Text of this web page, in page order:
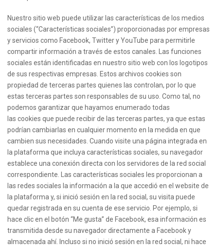
Nuestro sitio web puede utilizar las características de los medios
sociales (“Características sociales”) proporcionadas por empresas
y servicios como Facebook, Twitter y YouTube para permitirle
compartir información a través de estos canales. Las funciones
sociales están identificadas en nuestro sitio web con los logotipos
de sus respectivas empresas. Estos archivos cookies son
propiedad de terceras partes quienes las controlan, por lo que
estas terceras partes son responsables de su uso. Como tal, no
podemos garantizar que hayamos enumerado todas
las cookies que puede recibir de las terceras partes, ya que estas
podrían cambiarlas en cualquier momento en la medida en que
cambien sus necesidades. Cuando visite una página integrada en
la plataforma que incluya características sociales, su navegador
establece una conexión directa con los servidores de la red social
correspondiente. Las características sociales les proporcionan a
las redes sociales la información a la que accedió en el website de
la plataforma y, si inició sesión en la red social, su visita puede
quedar registrada en su cuenta de ese servicio. Por ejemplo, si
hace clic en el botón “Me gusta” de Facebook, esa información es
transmitida desde su navegador directamente a Facebook y
almacenada ahí. Incluso si no inició sesión en la red social, ni hace